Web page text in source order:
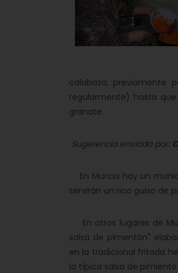
calabaza, previamente
regularmente) hasta
granate.
Sugerencia enviada por:
En Murcia hay un
servirán un rico guiso de
En otros lugares de
salsa de pimentón"
en la tradicional fritada
la típica salsa de